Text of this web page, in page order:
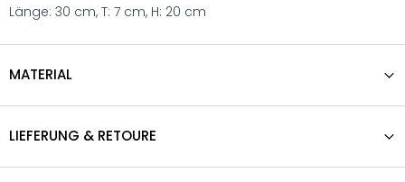
Länge: 30 cm, T: 7 cm, H: 20 cm
MATERIAL
LIEFERUNG & RETOURE